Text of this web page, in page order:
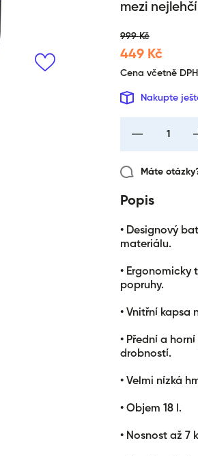
mezi
999 Kč
449 Kč
Cena včetně
Nakupte
I18n Error:
interpolation
množství pro
Máte
Popis
• Designový
materiálu.
• Ergonomicky
popruhy.
• Vnitřní kapsa
• Přední a
drobností.
• Velmi nízká
• Objem 18 l.
• Nosnost až 7